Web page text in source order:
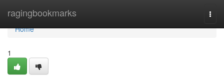
ragingbookmarks
Home
Home
1